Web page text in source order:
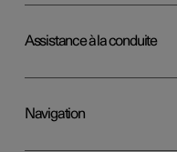
Assistance à la conduite
Navigation